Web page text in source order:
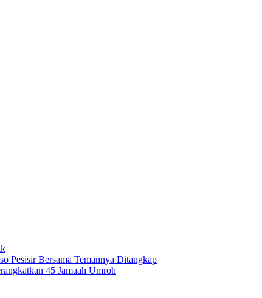
Pesisir Bersama Temannya Ditangkap
45 Jamaah Umroh